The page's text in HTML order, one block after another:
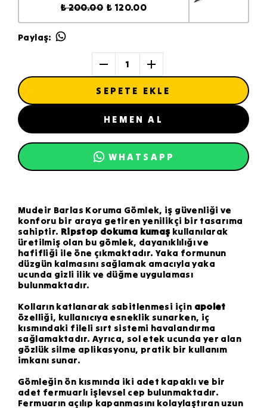
₺ 200.00 ₺ 120.00
Paylaş:
1
SEPETE EKLE
HEMEN AL
WHATSAPP
Mudeir Barlas Koruma Gömlek, iş güvenliği ve
konforu bir araya getiren yenilikçi bir tasarıma
sahiptir. Ripstop dokuma kumaş kullanılarak
üretilmiş olan bu gömlek, dayanıklılığı ve
hafifliği ile öne çıkmaktadır. Yaka formunun
düzgün kalmasını sağlamak amacıyla yaka
ucunda gizli ilik ve düğme uygulaması
bulunmaktadır.
Kolların katlanarak sabitlenmesi için apolet
özelliği, kullanıcıya esneklik sunarken, iç
kısmındaki fileli sırt sistemi havalandırma
sağlamaktadır. Ayrıca, sol etek ucunda yer alan
gözlük silme aplikasyonu, pratik bir kullanım
imkanı sunar.
Gömleğin ön kısmında iki adet kapaklı ve bir
adet fermuarlı işlevsel cep bulunmaktadır.
Fermuarın açılıp kapanmasını kolaylaştıran uzun